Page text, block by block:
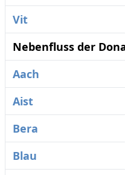
Vit
Nebenfluss der
Aach
Aist
Bera
Blau